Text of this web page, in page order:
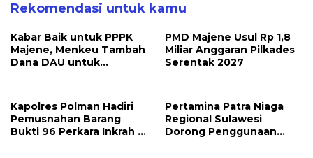
Rekomendasi untuk kamu
Kabar Baik untuk PPPK
Majene, Menkeu Tambah
Dana DAU untuk
PMD Majene Usul Rp 1,8
Miliar Anggaran Pilkades
Serentak 2027
Kapolres Polman Hadiri
Pemusnahan Barang
Bukti 96 Perkara Inkrah di
Pertamina Patra Niaga
Regional Sulawesi
Dorong Penggunaan